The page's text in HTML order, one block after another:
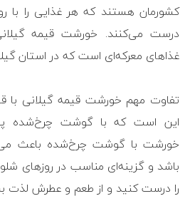
کشورمان هستند که هر غذایی را با
درست می‌کنند. خورشت قیمه
غذاهای معرکه‌ای است که در استان
تفاوت مهم خورشت قیمه گیلانی با
این است که با گوشت چرخ‌شده
خورشت با گوشت چرخ‌شده باعث
باشد و گزینه‌ای مناسب در روزهای
را درست کنید و از طعم و عطرش لذت